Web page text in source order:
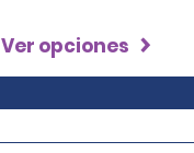
Ver opciones